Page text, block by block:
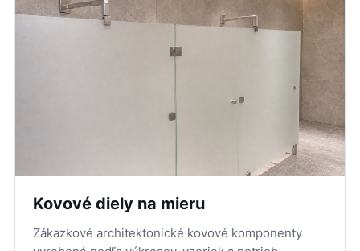
Kovové diely na mieru
Zákazkové architektonické kovové komponenty